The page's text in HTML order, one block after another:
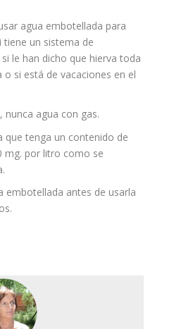
agua embotellada para
tiene un sistema de
le han dicho que hierva toda
si está de vacaciones en el
nunca agua con gas.
que tenga un contenido de
mg. por litro como se
embotellada antes de usarla